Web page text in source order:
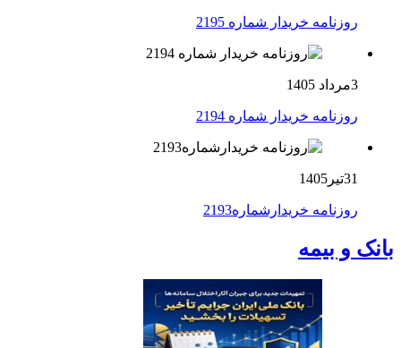
روزنامه خریدار شماره 2195
3مرداد 1405
روزنامه خریدار شماره 2194
31تیر1405
روزنامه خریدارشماره2193
بانک و بیمه